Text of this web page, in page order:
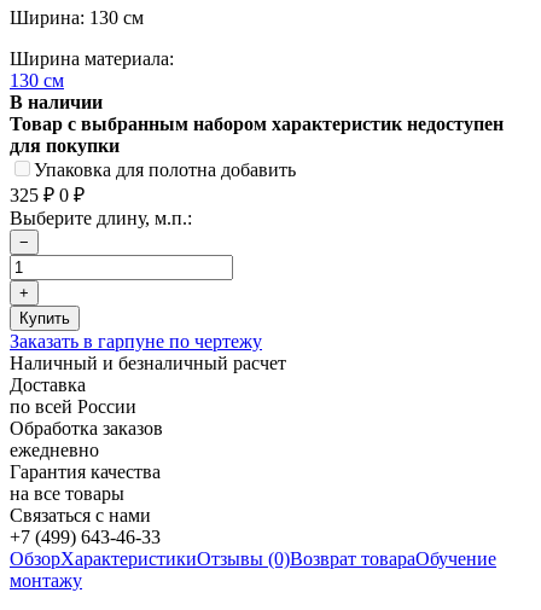
Ширина: 130 см
Ширина материала:
130 см
В наличии
Товар с выбранным набором характеристик недоступен
для покупки
Упаковка для полотна добавить
325 ₽ 0 ₽
Выберите длину, м.п.:
Заказать в гарпуне по чертежу
Наличный и безналичный расчет
Доставка
по всей России
Обработка заказов
ежедневно
Гарантия качества
на все товары
Связаться с нами
+7 (499) 643-46-33
ОбзорХарактеристикиОтзывы (0)Возврат товараОбучение
монтажу